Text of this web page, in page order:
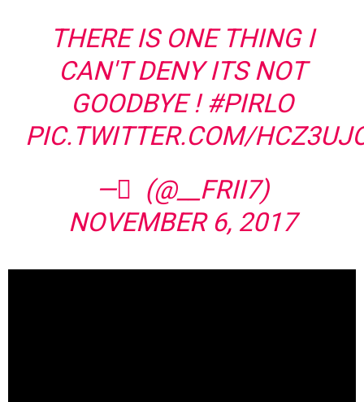
THERE IS ONE THING I
CAN'T DENY ITS NOT
GOODBYE !#PIRLO
PIC.TWITTER.COM/
— ِ (@__FRII7)
NOVEMBER 6, 2017